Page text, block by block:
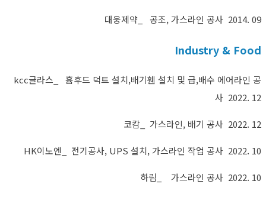
대웅제약_ 공조, 가스라인 공사 2014. 09
Industry & Food
kcc글라스_ 흄후드 덕트 설치,배기휀 설치 및 급,배수 에어라인 공
사 2022. 12
코캄_ 가스라인, 배기 공사 2022. 12
HK이노엔_ 전기공사, UPS 설치, 가스라인 작업 공사 2022. 10
하림_ 가스라인 공사 2022. 10